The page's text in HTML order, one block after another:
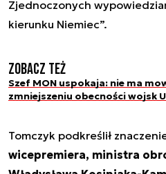
Zjednoczonych
kierunku Niemiec”.
Zobacz też
Szef MON uspokaja: nie ma
zmniejszeniu obecności wojsk
Tomczyk podkreślił
wicepremiera, ministra